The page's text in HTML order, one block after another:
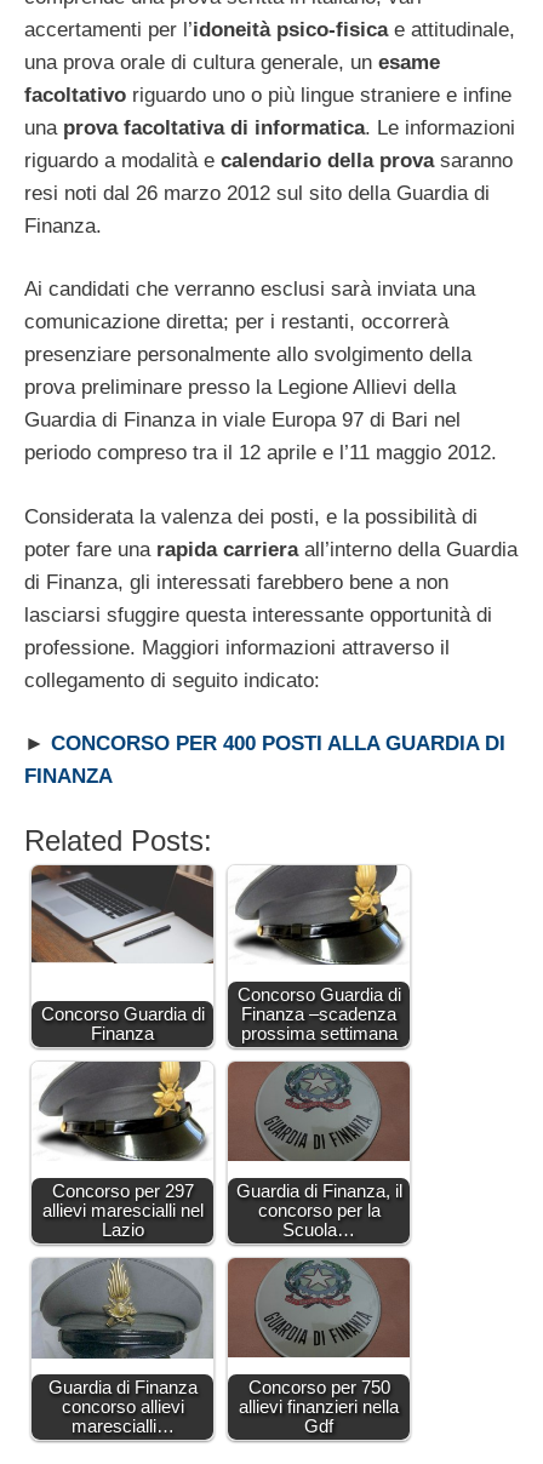
accertamenti per l’idoneità psico-fisicae attitudinale,
una prova orale di cultura generale, un esame
facoltativo riguardo uno o più lingue straniere e infine
una prova facoltativa di informatica. Le informazioni
riguardo a modalità e calendario della provasaranno
resi noti dal 26 marzo 2012 sul sito della Guardia di
Finanza.
Ai candidati che verranno esclusi sarà inviata una
comunicazione diretta; per i restanti, occorrerà
presenziare personalmente allo svolgimento della
prova preliminare presso la Legione Allievi della
Guardia di Finanza in viale Europa 97 di Bari nel
periodo compreso tra il 12 aprile e l’11 maggio 2012.
Considerata la valenza dei posti, e la possibilità di
poter fare una rapida carrieraall’interno della Guardia
di Finanza, gli interessati farebbero bene a non
lasciarsi sfuggire questa interessante opportunità di
professione. Maggiori informazioni attraverso il
collegamento di seguito indicato:
► CONCORSO PER 400 POSTI ALLA GUARDIA DI
FINANZA
Related Posts:
Concorso Guardia di
Finanza
Concorso Guardia di
Finanza –scadenza
prossima settimana
Concorso per 297
allievi marescialli nel
Lazio
Guardia di Finanza, il
concorso per la
Scuola…
Guardia di Finanza
concorso allievi
marescialli…
Concorso per 750
allievi finanzieri nella
Gdf